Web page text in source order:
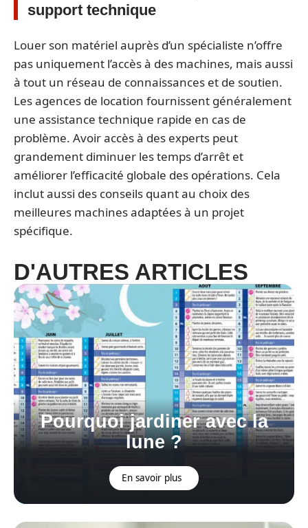
support technique
Louer son matériel auprès d’un spécialiste n’offre
pas uniquement l’accès à des machines, mais aussi
à tout un réseau de connaissances et de soutien.
Les agences de location fournissent généralement
une assistance technique rapide en cas de
problème. Avoir accès à des experts peut
grandement diminuer les temps d’arrêt et
améliorer l’efficacité globale des opérations. Cela
inclut aussi des conseils quant au choix des
meilleures machines adaptées à un projet
spécifique.
D'AUTRES ARTICLES
Pourquoi jardiner avec la
lune ?
En savoir plus